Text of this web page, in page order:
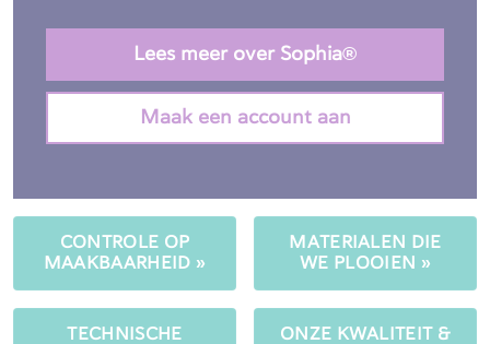
Lees meer over Sophia®
Maak een account aan
CONTROLE OP
MAAKBAARHEID »
MATERIALEN DIE
WE PLOOIEN »
TECHNISCHE
ONZE KWALITEIT &